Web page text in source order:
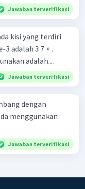
Jawaban terverifikasi
kisi yang terdiri
3 adalah 3 7 ∘ .
adalah....
Jawaban terverifikasi
dengan
menggunakan
Jawaban terverifikasi